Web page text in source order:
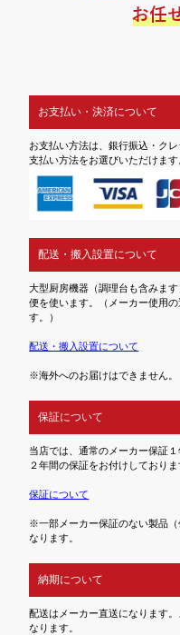
お支払い・決済について
お支払い方法は、銀行振込・ク
支払い方法をお選びいただけます
配送・搬入設置について
大型厨房機器（調理台も含みま
便を使います。（メーカー使用
す。）
配送・搬入設置について
※海外へのお届けはできません。
保証について
当店では、通常のメーカー保証
２年間の保証をお付けしておりま
保証について
※一部メーカー保証のない製品
なります。
納期について
配送はメーカー直送になります
なります。